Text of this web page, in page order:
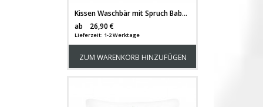
Kissen Waschbär mit Spruch Baby kleiner Mensch Glück... inklusive Füllung ks07
ab
26,90 €
Lieferzeit: 1-2 Werktage
ZUM WARENKORB HINZUFÜGEN